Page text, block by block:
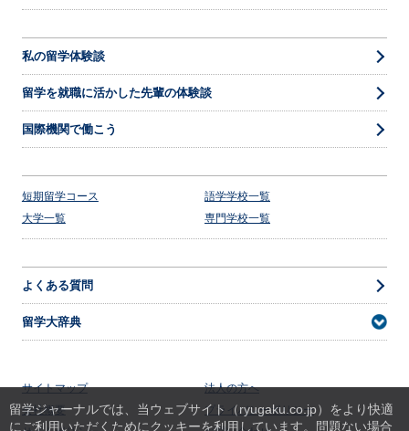
留学ジャーナルでは、当ウェブサイト（ryugaku.co.jp）をより快適
にご利用いただくためにクッキーを利用しています。
問題ない場合
私の留学体験談
留学を就職に活かした先輩の体験談
国際機関で働こう
短期留学コース
語学学校一覧
大学一覧
専門学校一覧
よくある質問
留学大辞典
サイトマップ
法人の方へ
会社概要
プライバシーポリシー